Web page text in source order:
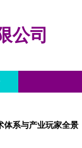
公司
体系与产业玩家全景